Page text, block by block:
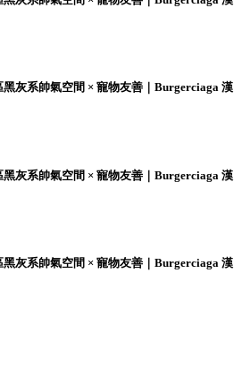
黑灰系帥氣空間 × 寵物友善｜Burgerciaga 漢
黑灰系帥氣空間 × 寵物友善｜Burgerciaga 漢
黑灰系帥氣空間 × 寵物友善｜Burgerciaga 漢